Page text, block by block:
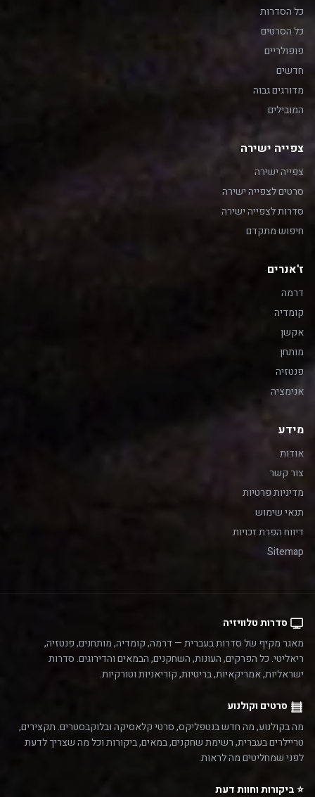
כל הסדרות
כל הסרטים
פופולריים
חדשים
מדורגים גבוה
המובילים
צפייה ישירה
צפייה ישירה
סרטים לצפייה ישירה
סדרות לצפייה ישירה
חיפוש מתקדם
ז'אנרים
דרמה
קומדיה
אקשן
מותחן
פנטזיה
אנימציה
מידע
אודות
צור קשר
מדיניות פרטיות
תנאי שימוש
דיווח הפרת זכויות
Sitemap
סדרות טלוויזיה
מאגר מקיף של סדרות בעברית — דרמה, קומדיה, מותחנים, פנטזיה,
ריאליטי. כל הפרקים, העונות, השחקנים, הבמאים והדירוגים. סדרות
ישראליות, אמריקאיות, בריטיות, קוריאניות וטורקיות.
סרטים וקולנוע
מה בקולנוע, מה חדש בנטפליקס, סרטי קלאסיקה ובלוקבסטרים. תקצירים,
טריילרים בעברית, רשימת שחקנים, במאים, ביקורות וכל מה שצריך לדעת
לפני שמחליטים מה לראות.
⭐ ביקורות וחוות דעת